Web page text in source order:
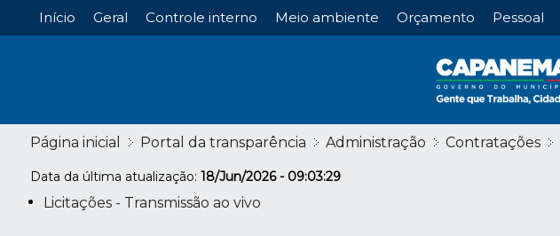
Início Geral Controle interno Meio ambiente Orçamento Pessoal
Página inicial Portal da transparência Administração Contratações
Data da última atualização: 18/Jun/2026 - 09:03:29
Licitações - Transmissão ao vivo